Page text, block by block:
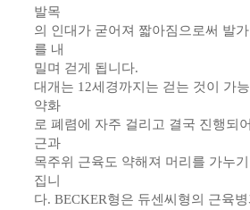
발목
의 인대가 굳어져 짧아짐으로써 발
를 내
밀며 걷게 됩니다.
대개는 12세경까지는 걷는 것이 가
약화
로 폐렴에 자주 걸리고 결국 진행되
근과
목주위 근육도 약해져 머리를 가누
집니
다. BECKER형은 듀센씨형의 근육